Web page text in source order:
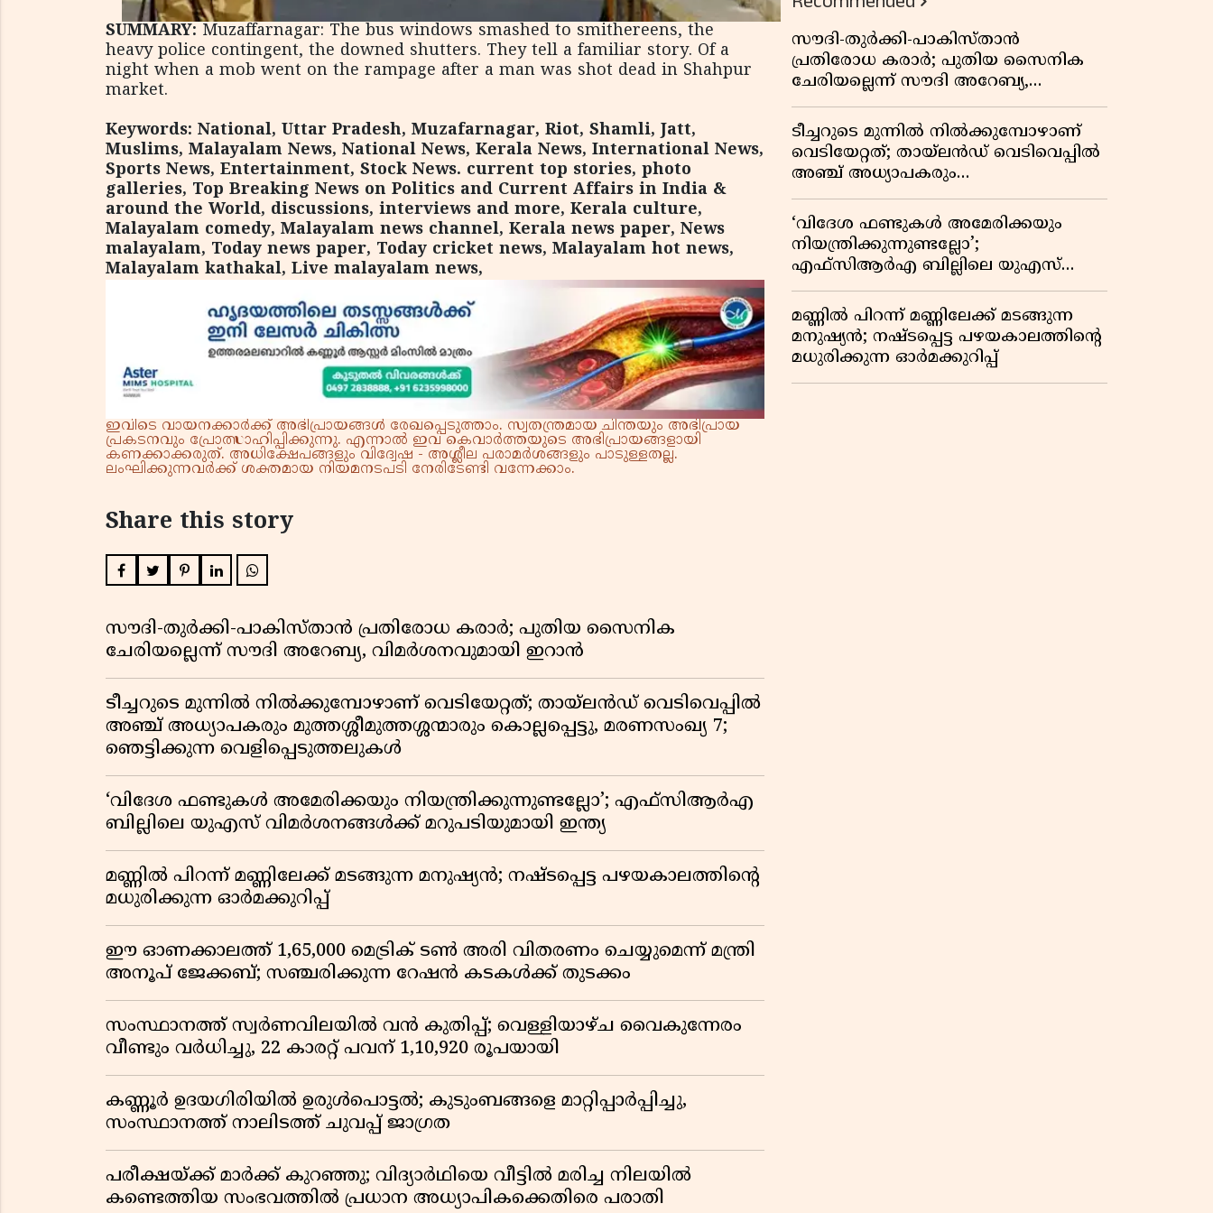
SUMMARY: Muzaffarnagar: The bus windows smashed to smithereens, the
heavy police contingent, the downed shutters. They tell a familiar story. Of a
night when a mob went on the rampage after a man was shot dead in Shahpur
market.
Keywords: National, Uttar Pradesh, Muzafarnagar, Riot, Shamli, Jatt,
Muslims, Malayalam News, National News, Kerala News, International News,
Sports News, Entertainment, Stock News. current top stories, photo
galleries, Top Breaking News on Politics and Current Affairs in India &
around the World, discussions, interviews and more, Kerala culture,
Malayalam comedy, Malayalam news channel, Kerala news paper, News
malayalam, Today news paper, Today cricket news, Malayalam hot news,
Malayalam kathakal, Live malayalam news,
ഇവിടെ വായനക്കാർക്ക് അഭിപ്രായങ്ങൾ രേഖപ്പെടുത്താം. സ്വതന്ത്രമായ ചിന്തയും അഭിപ്രായ
പ്രകടനവും പ്രോത്സാഹിപ്പിക്കുന്നു. എന്നാൽ ഇവ കെവാർത്തയുടെ അഭിപ്രായങ്ങളായി
കണക്കാക്കരുത്. അധിക്ഷേപങ്ങളും വിദ്വേഷ - അശ്ലീല പരാമർശങ്ങളും പാടുള്ളതല്ല.
ലംഘിക്കുന്നവർക്ക് ശക്തമായ നിയമനടപടി നേരിടേണ്ടി വന്നേക്കാം.
Share this story
സൗദി-തുർക്കി-പാകിസ്താൻ പ്രതിരോധ കരാർ; പുതിയ സൈനിക
ചേരിയല്ലെന്ന് സൗദി അറേബ്യ, വിമർശനവുമായി ഇറാൻ
ടീച്ചറുടെ മുന്നിൽ നിൽക്കുമ്പോഴാണ് വെടിയേറ്റത്; തായ്‌ലൻഡ് വെടിവെപ്പിൽ
അഞ്ച് അധ്യാപകരും മുത്തശ്ശീമുത്തശ്ശന്മാരും കൊല്ലപ്പെട്ടു, മരണസംഖ്യ 7;
ഞെട്ടിക്കുന്ന വെളിപ്പെടുത്തലുകൾ
‘വിദേശ ഫണ്ടുകൾ അമേരിക്കയും നിയന്ത്രിക്കുന്നുണ്ടല്ലോ’; എഫ്സിആർഎ
ബില്ലിലെ യുഎസ് വിമർശനങ്ങൾക്ക് മറുപടിയുമായി ഇന്ത്യ
മണ്ണിൽ പിറന്ന് മണ്ണിലേക്ക് മടങ്ങുന്ന മനുഷ്യൻ; നഷ്ടപ്പെട്ട പഴയകാലത്തിൻ്റെ
മധുരിക്കുന്ന ഓർമക്കുറിപ്പ്
ഈ ഓണക്കാലത്ത് 1,65,000 മെട്രിക് ടൺ അരി വിതരണം ചെയ്യുമെന്ന് മന്ത്രി
അനൂപ് ജേക്കബ്; സഞ്ചരിക്കുന്ന റേഷൻ കടകൾക്ക് തുടക്കം
സംസ്ഥാനത്ത് സ്വർണവിലയിൽ വൻ കുതിപ്പ്; വെള്ളിയാഴ്ച വൈകുന്നേരം
വീണ്ടും വർധിച്ചു, 22 കാരറ്റ് പവന് 1,10,920 രൂപയായി
കണ്ണൂർ ഉദയഗിരിയിൽ ഉരുൾപൊട്ടൽ; കുടുംബങ്ങളെ മാറ്റിപ്പാർപ്പിച്ചു,
സംസ്ഥാനത്ത് നാലിടത്ത് ചുവപ്പ് ജാഗ്രത
പരീക്ഷയ്ക്ക് മാർക്ക് കുറഞ്ഞു; വിദ്യാർഥിയെ വീട്ടിൽ മരിച്ച നിലയിൽ
കണ്ടെത്തിയ സംഭവത്തിൽ പ്രധാന അധ്യാപികക്കെതിരെ പരാതി
സൗദി-തുർക്കി-പാകിസ്താൻ
പ്രതിരോധ കരാർ; പുതിയ സൈനിക
ചേരിയല്ലെന്ന് സൗദി അറേബ്യ,
വിമർശനവുമായി ഇറാൻ
ടീച്ചറുടെ മുന്നിൽ നിൽക്കുമ്പോഴാണ്
വെടിയേറ്റത്; തായ്‌ലൻഡ് വെടിവെപ്പിൽ
അഞ്ച് അധ്യാപകരും
മുത്തശ്ശീമുത്തശ്ശന്മാരും കൊല്ലപ്പെട്ടു,
മരണസംഖ്യ 7; ഞെട്ടിക്കുന്ന
വെളിപ്പെടുത്തലുകൾ
‘വിദേശ ഫണ്ടുകൾ അമേരിക്കയും
നിയന്ത്രിക്കുന്നുണ്ടല്ലോ’;
എഫ്സിആർഎ ബില്ലിലെ യുഎസ്
വിമർശനങ്ങൾക്ക് മറുപടിയുമായി ഇന്ത്യ
മണ്ണിൽ പിറന്ന് മണ്ണിലേക്ക് മടങ്ങുന്ന
മനുഷ്യൻ; നഷ്ടപ്പെട്ട പഴയകാലത്തിൻ്റെ
മധുരിക്കുന്ന ഓർമക്കുറിപ്പ്